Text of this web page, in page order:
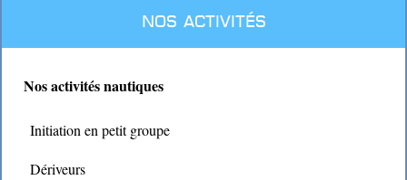
Nos activités
Nos activités nautiques
Initiation en petit groupe
Dériveurs